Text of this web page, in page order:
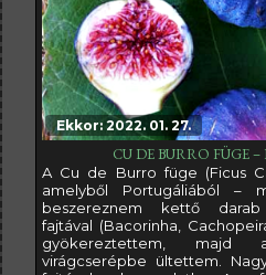
Ekkor: 2022. 01. 27.
CU DE BURRO FÜGE
A Cu de Burro füge (Ficus
amelyből Portugáliából –
beszereznem kettő
fajtával (Bacorinha,
gyökereztettem, majd
virágcserépbe ültettem.